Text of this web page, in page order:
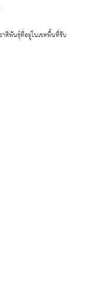
ติพันธุ์ที่อยู่ในเขตพื้นที่รับ